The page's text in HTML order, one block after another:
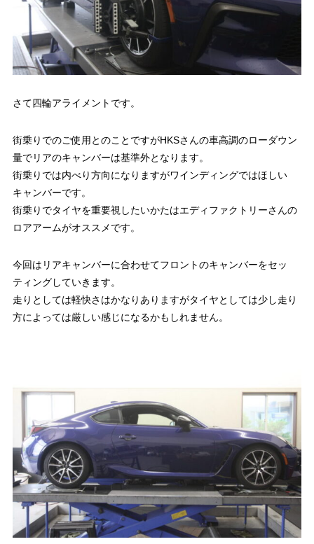
さて四輪アライメントです。
街乗りでのご使用とのことですがHKSさんの車高調のローダウン
量でリアのキャンバーは基準外となります。
街乗りでは内べり方向になりますがワインディングではほしい
キャンバーです。
街乗りでタイヤを重要視したいかたはエディファクトリーさんの
ロアアームがオススメです。
今回はリアキャンバーに合わせてフロントのキャンバーをセッ
ティングしていきます。
走りとしては軽快さはかなりありますがタイヤとしては少し走り
方によっては厳しい感じになるかもしれません。